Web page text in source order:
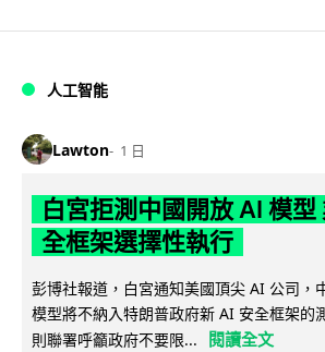
人工智能
Lawton 1 日
白宮拒測中國開放 AI 模型
全框架選擇性執行
彭博社報道，白宮通知美國頂尖 AI 公司，
模型將不納入特朗普政府新 AI 安全框架的
則聯署呼籲政府不要限...
閱讀全文